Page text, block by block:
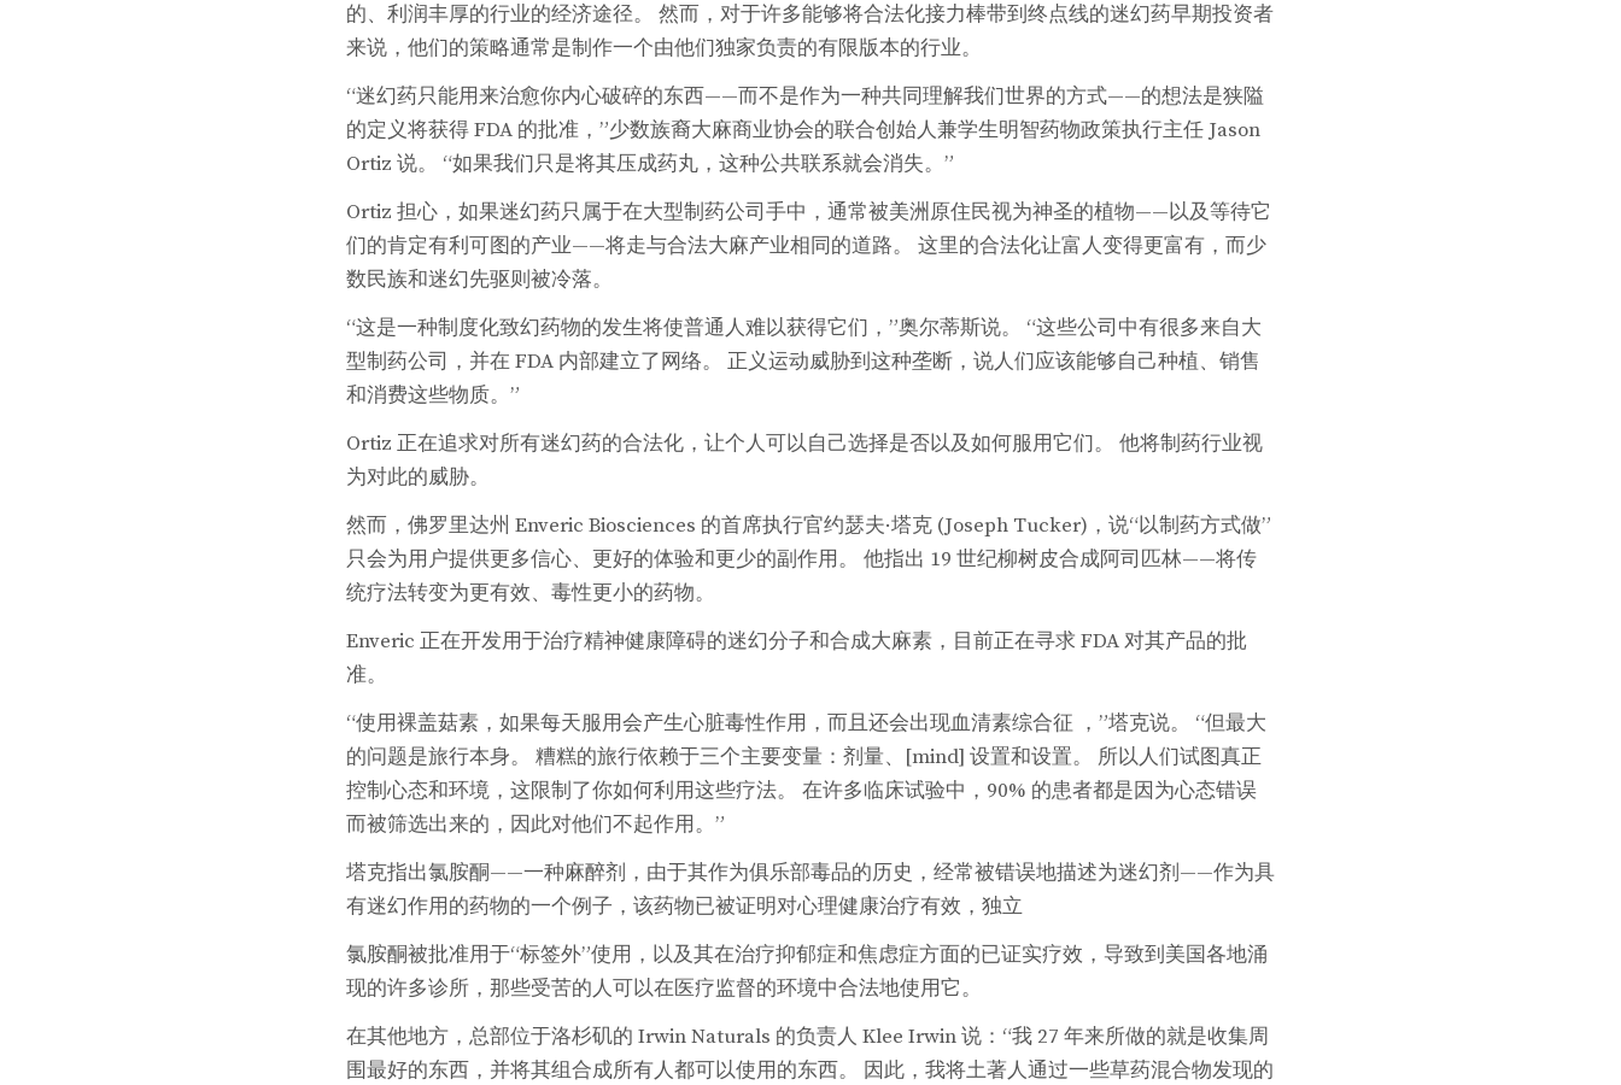
的、利润丰厚的行业的经济途径。 然而，对于许多能够将合法化接力棒带到终点线的迷幻药早期投资者
来说，他们的策略通常是制作一个由他们独家负责的有限版本的行业。
“迷幻药只能用来治愈你内心破碎的东西——而不是作为一种共同理解我们世界的方式——的想法是狭隘
的定义将获得 FDA 的批准，”少数族裔大麻商业协会的联合创始人兼学生明智药物政策执行主任 Jason
Ortiz 说。 “如果我们只是将其压成药丸，这种公共联系就会消失。”
Ortiz 担心，如果迷幻药只属于在大型制药公司手中，通常被美洲原住民视为神圣的植物——以及等待它
们的肯定有利可图的产业——将走与合法大麻产业相同的道路。 这里的合法化让富人变得更富有，而少
数民族和迷幻先驱则被冷落。
“这是一种制度化致幻药物的发生将使普通人难以获得它们，”奥尔蒂斯说。 “这些公司中有很多来自大
型制药公司，并在 FDA 内部建立了网络。 正义运动威胁到这种垄断，说人们应该能够自己种植、销售
和消费这些物质。”
Ortiz 正在追求对所有迷幻药的合法化，让个人可以自己选择是否以及如何服用它们。 他将制药行业视
为对此的威胁。
然而，佛罗里达州 Enveric Biosciences 的首席执行官约瑟夫·塔克 (Joseph Tucker)，说“以制药方式做”
只会为用户提供更多信心、更好的体验和更少的副作用。 他指出 19 世纪柳树皮合成阿司匹林——将传
统疗法转变为更有效、毒性更小的药物。
Enveric 正在开发用于治疗精神健康障碍的迷幻分子和合成大麻素，目前正在寻求 FDA 对其产品的批
准。
“使用裸盖菇素，如果每天服用会产生心脏毒性作用，而且还会出现血清素综合征 ，”塔克说。 “但最大
的问题是旅行本身。 糟糕的旅行依赖于三个主要变量：剂量、[mind] 设置和设置。 所以人们试图真正
控制心态和环境，这限制了你如何利用这些疗法。 在许多临床试验中，90% 的患者都是因为心态错误
而被筛选出来的，因此对他们不起作用。”
塔克指出氯胺酮——一种麻醉剂，由于其作为俱乐部毒品的历史，经常被错误地描述为迷幻剂——作为具
有迷幻作用的药物的一个例子，该药物已被证明对心理健康治疗有效，独立
氯胺酮被批准用于“标签外”使用，以及其在治疗抑郁症和焦虑症方面的已证实疗效，导致到美国各地涌
现的许多诊所，那些受苦的人可以在医疗监督的环境中合法地使用它。
在其他地方，总部位于洛杉矶的 Irwin Naturals 的负责人 Klee Irwin 说：“我 27 年来所做的就是收集周
围最好的东西，并将其组合成所有人都可以使用的东西。 因此，我将土著人通过一些草药混合物发现的